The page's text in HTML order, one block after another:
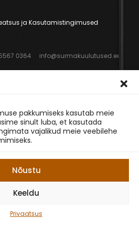
pakkumiseks kasutab meie
sinult luba, et kasutada
vajalikud meie veebilehe
Nõustu
Keeldu
Privaatsus
ja Kasutamistingimused
0364 info@surmakuulutused.ee